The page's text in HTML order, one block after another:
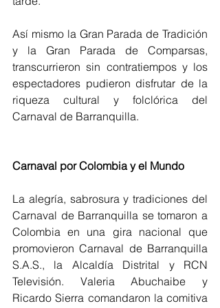
Así mismo la Gran Parada de Tradición
y la Gran Parada de Comparsas,
transcurrieron sin contratiempos y los
espectadores pudieron disfrutar de la
riqueza cultural y folclórica del
Carnaval de Barranquilla.
Carnaval por Colombia y el Mundo
La alegría, sabrosura y tradiciones del
Carnaval de Barranquilla se tomaron a
Colombia en una gira nacional que
promovieron Carnaval de Barranquilla
S.A.S., la Alcaldía Distrital y RCN
Televisión. Valeria Abuchaibe y
Ricardo Sierra comandaron la comitiva